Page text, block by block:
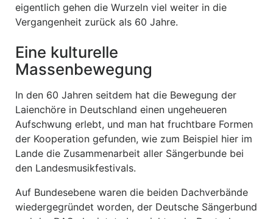
eigentlich gehen die Wurzeln viel weiter in die
Vergangenheit zurück als 60 Jahre.
Eine kulturelle
Massenbewegung
In den 60 Jahren seitdem hat die Bewegung der
Laienchöre in Deutschland einen ungeheueren
Aufschwung erlebt, und man hat fruchtbare Formen
der Kooperation gefunden, wie zum Beispiel hier im
Lande die Zusammenarbeit aller Sängerbunde bei
den Landesmusikfestivals.
Auf Bundesebene waren die beiden Dachverbände
wiedergegründet worden, der Deutsche Sängerbund